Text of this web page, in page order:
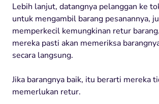
Lebih lanjut, datangnya pelanggan ke
untuk mengambil barang pesanannya,
memperkecil kemungkinan retur
mereka pasti akan memeriksa
secara langsung.
Jika barangnya baik, itu berarti mereka
memerlukan retur.